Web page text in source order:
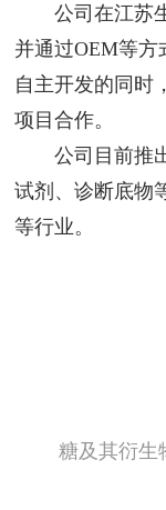
公司在江苏生
并通过OEM等方
自主开发的同时
项目合作。
公司目前推出
试剂、诊断底物
等行业。
糖及其衍生